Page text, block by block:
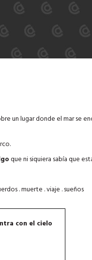
un lugar donde el mar se
que ni siquiera sabía que
. muerte . viaje . sueños
con el cielo